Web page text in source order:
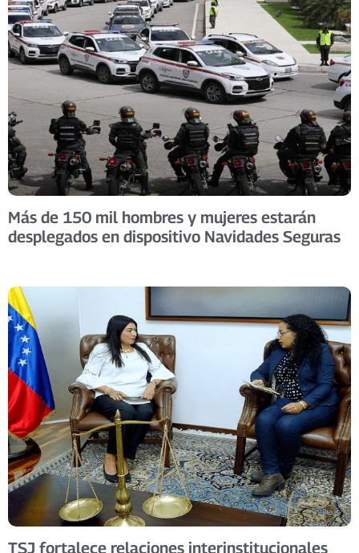
Más de 150 mil hombres y mujeres estarán
desplegados en dispositivo Navidades Seguras
TSJ fortalece relaciones interinstitucionales